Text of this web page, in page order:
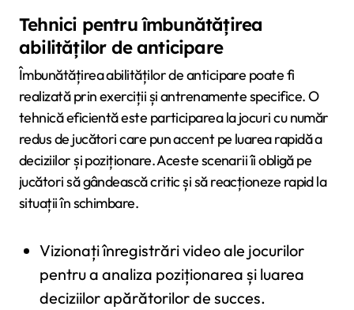
Tehnici pentru îmbunătățirea
abilităților de anticipare
Îmbunătățirea abilităților de anticipare poate fi
realizată prin exerciții și antrenamente specifice. O
tehnică eficientă este participarea la jocuri cu număr
redus de jucători care pun accent pe luarea rapidă a
deciziilor și poziționare. Aceste scenarii îi obligă pe
jucători să gândească critic și să reacționeze rapid la
situații în schimbare.
Vizionați înregistrări video ale jocurilor
pentru a analiza poziționarea și luarea
deciziilor apărătorilor de succes.